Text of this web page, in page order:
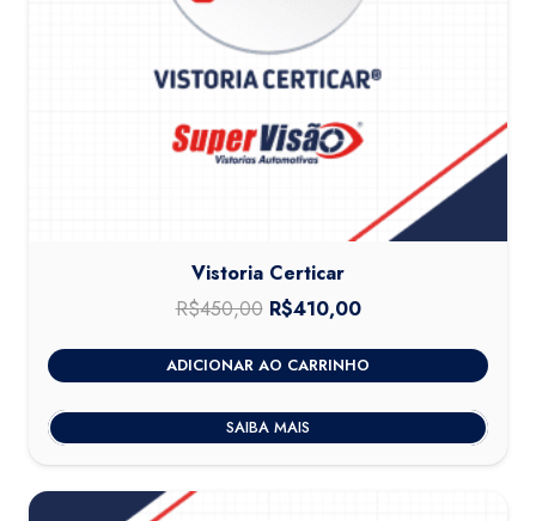
Vistoria Certicar
R$450,00 O
preço
original
era:
R$450,00.
R$410,00O
preço
atual
é:
R$410,00.
ADICIONAR AO CARRINHO
SAIBA MAIS